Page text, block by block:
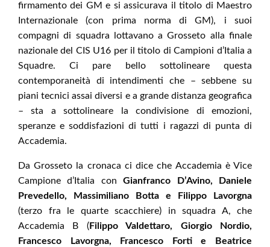
firmamento dei GM e si assicurava il titolo di Maestro
Internazionale (con prima norma di GM), i suoi
compagni di squadra lottavano a Grosseto alla finale
nazionale del CIS U16 per il titolo di Campioni d’Italia a
Squadre. Ci pare bello sottolineare questa
contemporaneità di intendimenti che – sebbene su
piani tecnici assai diversi e a grande distanza geografica
– sta a sottolineare la condivisione di emozioni,
speranze e soddisfazioni di tutti i ragazzi di punta di
Accademia.
Da Grosseto la cronaca ci dice che Accademia è Vice
Campione d’Italia conGianfranco D’Avino, Daniele
Prevedello, Massimiliano Botta e Filippo Lavorgna
(terzo fra le quarte scacchiere) in squadra A, che
Accademia B (Filippo Valdettaro, Giorgio Nordio,
Francesco Lavorgna, Francesco Forti e Beatrice